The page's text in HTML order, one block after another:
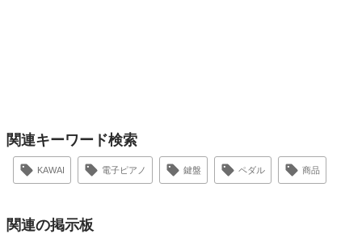
関連キーワード検索
KAWAI 電子ピアノ 鍵盤 ペダル 商品
関連の掲示板